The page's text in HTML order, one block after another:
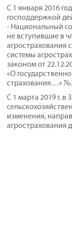
С 1 января 2016
господдержкой
- Национальный
не вступившие в
агрострахования
системы
законом от
«О
страхования…»
С 1 марта 2019 г.
изменения,
агрострахования